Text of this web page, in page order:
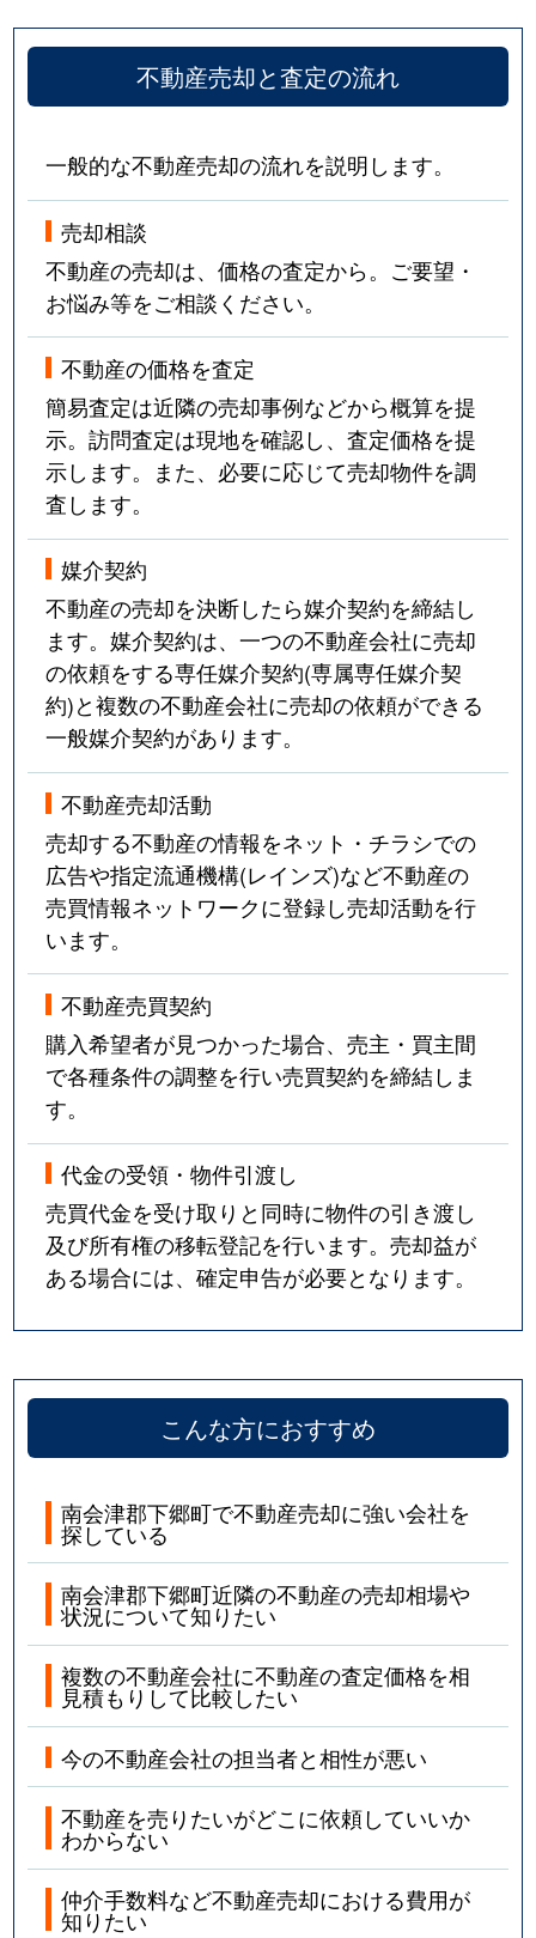
不動産売却と査定の流れ
一般的な不動産売却の流れを説明します。
売却相談
不動産の売却は、価格の査定から。ご要望・
お悩み等をご相談ください。
不動産の価格を査定
簡易査定は近隣の売却事例などから概算を提
示。訪問査定は現地を確認し、査定価格を提
示します。また、必要に応じて売却物件を調
査します。
媒介契約
不動産の売却を決断したら媒介契約を締結し
ます。媒介契約は、一つの不動産会社に売却
の依頼をする専任媒介契約(専属専任媒介契
約)と複数の不動産会社に売却の依頼ができる
一般媒介契約があります。
不動産売却活動
売却する不動産の情報をネット・チラシでの
広告や指定流通機構(レインズ)など不動産の
売買情報ネットワークに登録し売却活動を行
います。
不動産売買契約
購入希望者が見つかった場合、売主・買主間
で各種条件の調整を行い売買契約を締結しま
す。
代金の受領・物件引渡し
売買代金を受け取りと同時に物件の引き渡し
及び所有権の移転登記を行います。売却益が
ある場合には、確定申告が必要となります。
こんな方におすすめ
南会津郡下郷町で不動産売却に強い会社を
探している
南会津郡下郷町近隣の不動産の売却相場や
状況について知りたい
複数の不動産会社に不動産の査定価格を相
見積もりして比較したい
今の不動産会社の担当者と相性が悪い
不動産を売りたいがどこに依頼していいか
わからない
仲介手数料など不動産売却における費用が
知りたい